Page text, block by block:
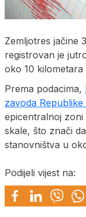
Zemljotres jačine
registrovan je
oko 10
Prema podacima,
zavoda
epicentralnoj zoni
skale, što znači
stanovništva u
Podijeli vijest na: